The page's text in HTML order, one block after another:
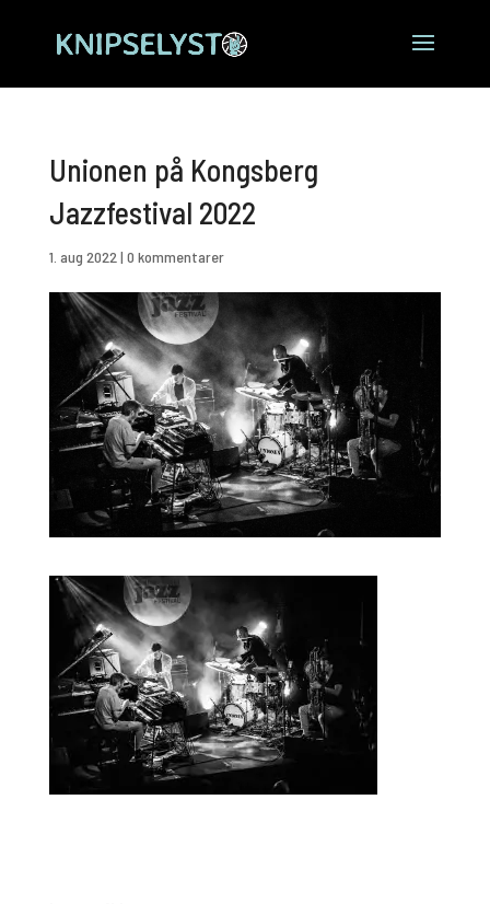
Unionen på Kongsberg
Jazzfestival 2022
1. aug 2022 | 0 kommentarer